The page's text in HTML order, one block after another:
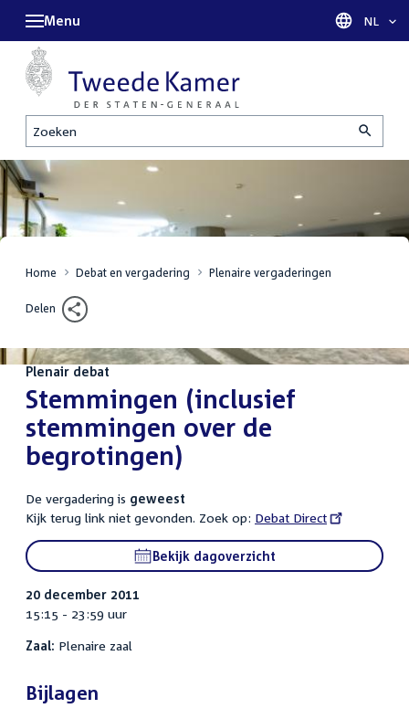
Zoeken
Menu Taal
NL
Home Debat en vergadering Plenaire vergaderingen
Delen
Plenair debat
:Stemmingen (inclusief
stemmingen over de
begrotingen)
De vergadering is geweest
Kijk terug link niet gevonden. Zoek op: External
link:
Debat Direct
Bekijk dagoverzicht
20 december 2011
15:15 - 23:59 uur
Zaal: Plenaire zaal
Bijlagen